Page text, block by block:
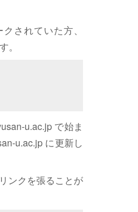
されていた方、
。
u.ac.jp で始ま
u.ac.jp に更新し
ンクを張ることが